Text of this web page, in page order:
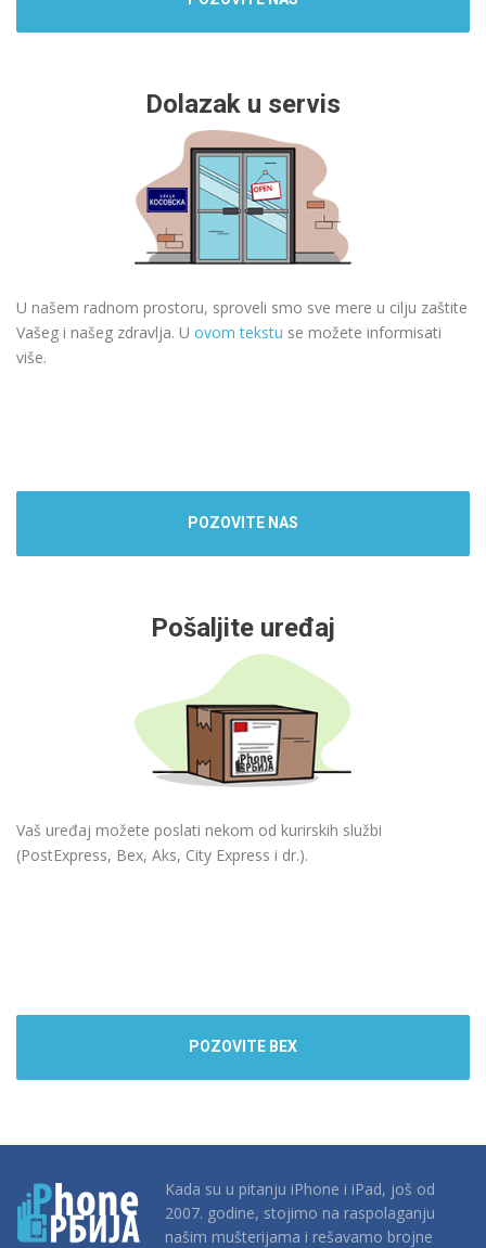
Dolazak u servis
U našem radnom prostoru, sproveli smo sve mere u cilju zaštite
Vašeg i našeg zdravlja. U ovom tekstu se možete informisati
više.
POZOVITE NAS
Pošaljite uređaj
Vaš uređaj možete poslati nekom od kurirskih službi
(PostExpress, Bex, Aks, City Express i dr.).
POZOVITE BEX
Kada su u pitanju iPhone i iPad, još od
2007. godine, stojimo na raspolaganju
našim mušterijama i rešavamo brojne